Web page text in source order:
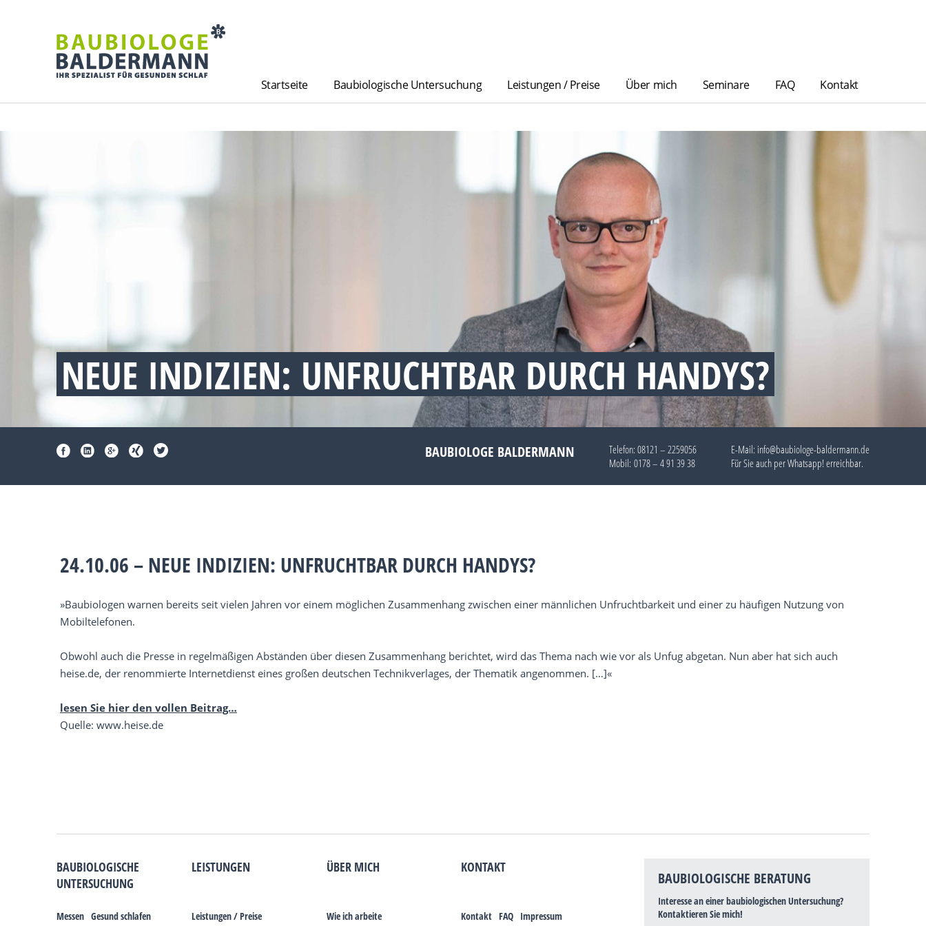
Startseite Baubiologische Untersuchung Leistungen / Preise Über mich Seminare FAQ Kontakt
NEUE INDIZIEN: UNFRUCHTBAR DURCH HANDYS?
BAUBIOLOGE BALDERMANN Telefon: 08121 – 2259056
Mobil: 0178 – 4 91 39 38
E-Mail: info@baubiologe-baldermann.de
Für Sie auch perWhatsapp!erreichbar.
24.10.06 – NEUE INDIZIEN: UNFRUCHTBAR DURCH HANDYS?
»Baubiologen warnen bereits seit vielen Jahren vor einem möglichen Zusammenhang zwischen einer männlichen Unfruchtbarkeit und einer zu häufigen Nutzung von
Mobiltelefonen.
Obwohl auch die Presse in regelmäßigen Abständen über diesen Zusammenhang berichtet, wird das Thema nach wie vor als Unfug abgetan. Nun aber hat sich auch
heise.de, der renommierte Internetdienst eines großen deutschen Technikverlages, der Thematik angenommen. […]«
lesen Sie hier den vollen Beitrag…
Quelle: www.heise.de
BAUBIOLOGISCHE
UNTERSUCHUNG
Messen Gesund schlafen
LEISTUNGEN
Leistungen / Preise
ÜBER MICH
Wie ich arbeite
KONTAKT
Kontakt FAQ Impressum
BAUBIOLOGISCHE BERATUNG
Interesse an einer baubiologischen Untersuchung?
Kontaktieren Sie mich!